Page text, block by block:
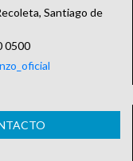
Santiago de
0500